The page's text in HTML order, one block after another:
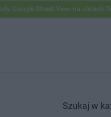
Street View na ulicach
Szukaj w